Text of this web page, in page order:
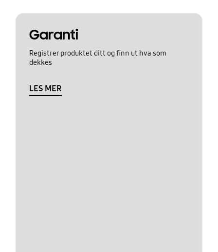
Garanti
Registrer produktet ditt og finn ut hva som
dekkes
LES MER